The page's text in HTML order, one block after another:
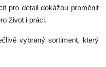
pro detail dokážou proměnit
život i práci.
vybraný sortiment, který